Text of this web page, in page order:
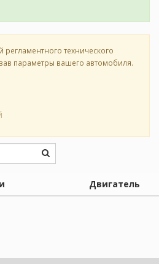
регламентного технического
параметры вашего автомобиля.
Двигатель